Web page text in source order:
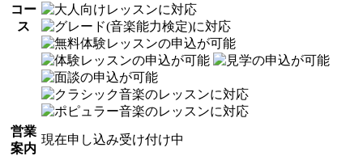
コー
ス
営業
案内
現在申し込み受け付け中